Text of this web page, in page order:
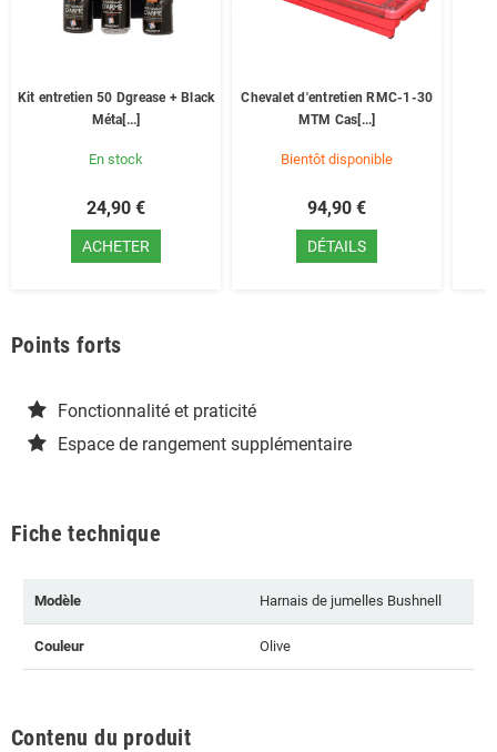
Kit entretien 50 Dgrease + Black
Méta[...]
En stock
24,90 €
ACHETER
Chevalet d'entretien RMC-1-30
MTM Cas[...]
Bientôt disponible
94,90 €
DÉTAILS
Points forts
Fonctionnalité et praticité
Espace de rangement supplémentaire
Fiche technique
Modèle Harnais de jumelles Bushnell
Couleur Olive
Contenu du produit